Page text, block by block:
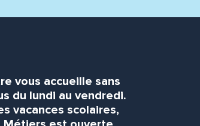
vous accueille sans
du lundi au vendredi.
vacances scolaires,